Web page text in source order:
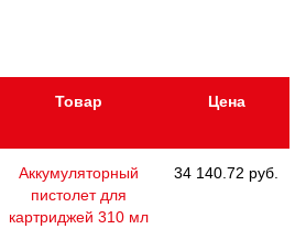
Товар Цена
Аккумуляторный
пистолет для
картриджей 310 мл
34 140.72 руб.